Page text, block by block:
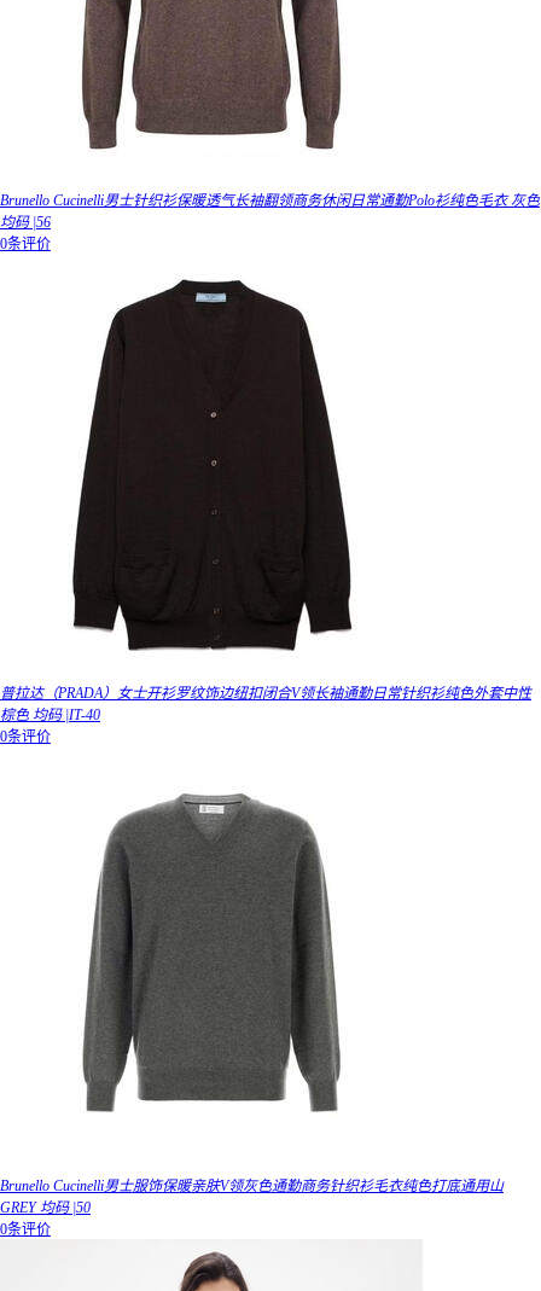
Brunello Cucinelli男士针织衫保暖透气长袖翻领商务休闲日常通勤Polo衫纯色毛衣 灰色
均码 |56
0条评价
普拉达（PRADA）女士开衫罗纹饰边纽扣闭合V领长袖通勤日常针织衫纯色外套中性
棕色 均码 |IT-40
0条评价
Brunello Cucinelli男士服饰保暖亲肤V领灰色通勤商务针织衫毛衣纯色打底通用山
GREY 均码 |50
0条评价